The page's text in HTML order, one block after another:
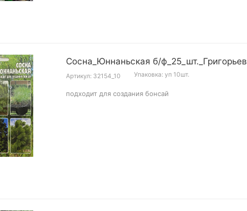
Сосна_Юннаньская б/ф_25_шт._Григорьев
Артикул: 32154_10 Упаковка: уп 10шт.
подходит для создания бонсай